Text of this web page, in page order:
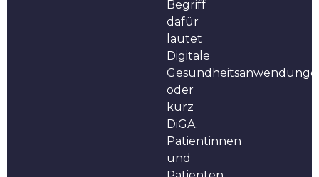
Begriff
dafür
lautet
Digitale
oder
kurz
DiGA.
Patientinnen
und